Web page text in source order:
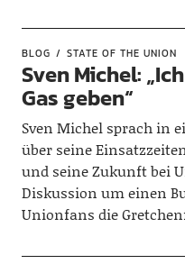
BLOG STATE OF THE UNION
Sven Michel:
Gas geben“
Sven Michel sprach in
über seine
und seine Zukunft bei
Diskussion um einen
Unionfans die